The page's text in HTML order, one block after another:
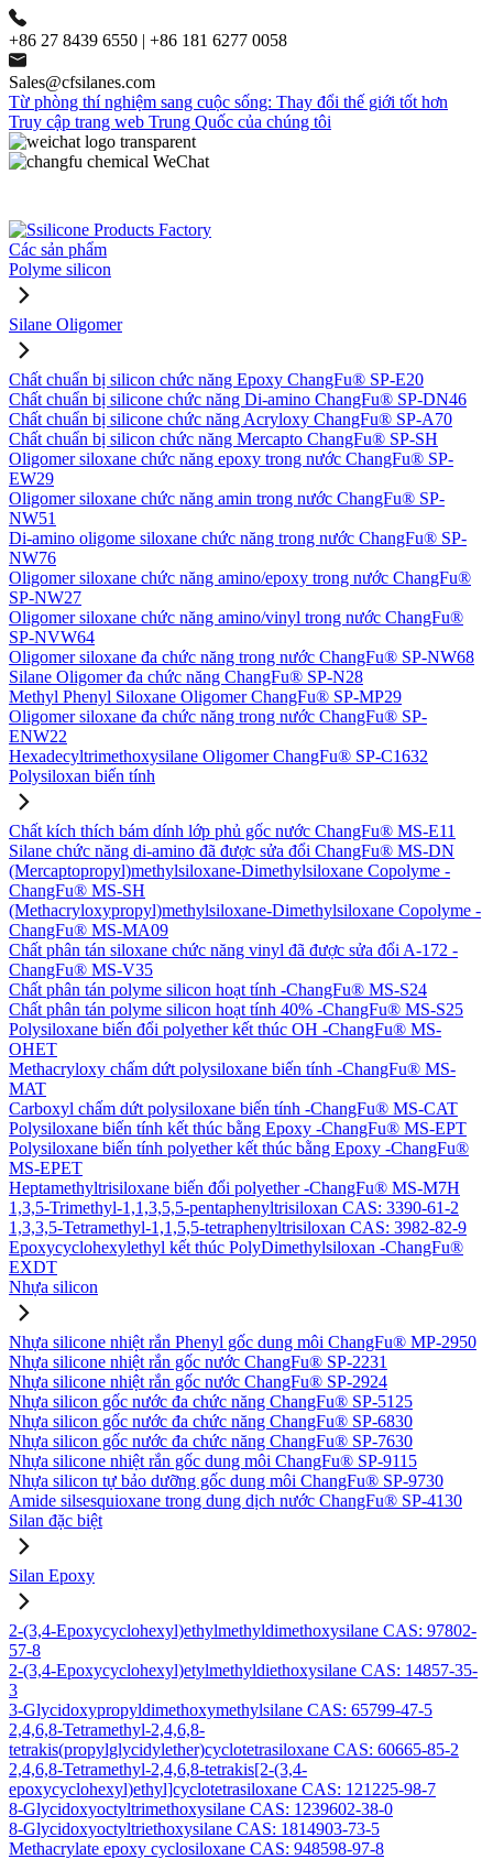
+86 27 8439 6550 | +86 181 6277 0058
Sales@cfsilanes.com
Từ phòng thí nghiệm sang cuộc sống: Thay đổi thế giới tốt hơn
Truy cập trang web Trung Quốc của chúng tôi
Các sản phẩm
Polyme silicon
Silane Oligomer
Chất chuẩn bị silicon chức năng Epoxy ChangFu® SP-E20
Chất chuẩn bị silicone chức năng Di-amino ChangFu® SP-DN46
Chất chuẩn bị silicone chức năng Acryloxy ChangFu® SP-A70
Chất chuẩn bị silicon chức năng Mercapto ChangFu® SP-SH
Oligomer siloxane chức năng epoxy trong nước ChangFu® SP-
EW29
Oligomer siloxane chức năng amin trong nước ChangFu® SP-
NW51
Di-amino oligome siloxane chức năng trong nước ChangFu® SP-
NW76
Oligomer siloxane chức năng amino/epoxy trong nước ChangFu®
SP-NW27
Oligomer siloxane chức năng amino/vinyl trong nước ChangFu®
SP-NVW64
Oligomer siloxane đa chức năng trong nước ChangFu® SP-NW68
Silane Oligomer đa chức năng ChangFu® SP-N28
Methyl Phenyl Siloxane Oligomer ChangFu® SP-MP29
Oligomer siloxane đa chức năng trong nước ChangFu® SP-
ENW22
Hexadecyltrimethoxysilane Oligomer ChangFu® SP-C1632
Polysiloxan biến tính
Chất kích thích bám dính lớp phủ gốc nước ChangFu® MS-E11
Silane chức năng di-amino đã được sửa đổi ChangFu® MS-DN
(Mercaptopropyl)methylsiloxane-Dimethylsiloxane Copolyme -
ChangFu® MS-SH
(Methacryloxypropyl)methylsiloxane-Dimethylsiloxane Copolyme -
ChangFu® MS-MA09
Chất phân tán siloxane chức năng vinyl đã được sửa đổi A-172 -
ChangFu® MS-V35
Chất phân tán polyme silicon hoạt tính -ChangFu® MS-S24
Chất phân tán polyme silicon hoạt tính 40% -ChangFu® MS-S25
Polysiloxane biến đổi polyether kết thúc OH -ChangFu® MS-
OHET
Methacryloxy chấm dứt polysiloxane biến tính -ChangFu® MS-
MAT
Carboxyl chấm dứt polysiloxane biến tính -ChangFu® MS-CAT
Polysiloxane biến tính kết thúc bằng Epoxy -ChangFu® MS-EPT
Polysiloxane biến tính polyether kết thúc bằng Epoxy -ChangFu®
MS-EPET
Heptamethyltrisiloxane biến đổi polyether -ChangFu® MS-M7H
1,3,5-Trimethyl-1,1,3,5,5-pentaphenyltrisiloxan CAS: 3390-61-2
1,3,3,5-Tetramethyl-1,1,5,5-tetraphenyltrisiloxan CAS: 3982-82-9
Epoxycyclohexylethyl kết thúc PolyDimethylsiloxan -ChangFu®
EXDT
Nhựa silicon
Nhựa silicone nhiệt rắn Phenyl gốc dung môi ChangFu® MP-2950
Nhựa silicone nhiệt rắn gốc nước ChangFu® SP-2231
Nhựa silicone nhiệt rắn gốc nước ChangFu® SP-2924
Nhựa silicon gốc nước đa chức năng ChangFu® SP-5125
Nhựa silicon gốc nước đa chức năng ChangFu® SP-6830
Nhựa silicon gốc nước đa chức năng ChangFu® SP-7630
Nhựa silicone nhiệt rắn gốc dung môi ChangFu® SP-9115
Nhựa silicon tự bảo dưỡng gốc dung môi ChangFu® SP-9730
Amide silsesquioxane trong dung dịch nước ChangFu® SP-4130
Silan đặc biệt
Silan Epoxy
2-(3,4-Epoxycyclohexyl)ethylmethyldimethoxysilane CAS: 97802-
57-8
2-(3,4-Epoxycyclohexyl)etylmethyldiethoxysilane CAS: 14857-35-
3
3-Glycidoxypropyldimethoxymethylsilane CAS: 65799-47-5
2,4,6,8-Tetramethyl-2,4,6,8-
tetrakis(propylglycidylether)cyclotetrasiloxane CAS: 60665-85-2
2,4,6,8-Tetramethyl-2,4,6,8-tetrakis[2-(3,4-
epoxycyclohexyl)ethyl]cyclotetrasiloxane CAS: 121225-98-7
8-Glycidoxyoctyltrimethoxysilane CAS: 1239602-38-0
8-Glycidoxyoctyltriethoxysilane CAS: 1814903-73-5
Methacrylate epoxy cyclosiloxane CAS: 948598-97-8